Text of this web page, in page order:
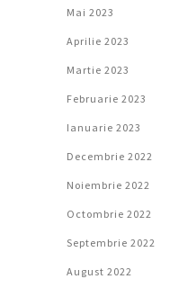
Mai 2023
Aprilie 2023
Martie 2023
Februarie 2023
Ianuarie 2023
Decembrie 2022
Noiembrie 2022
Octombrie 2022
Septembrie 2022
August 2022